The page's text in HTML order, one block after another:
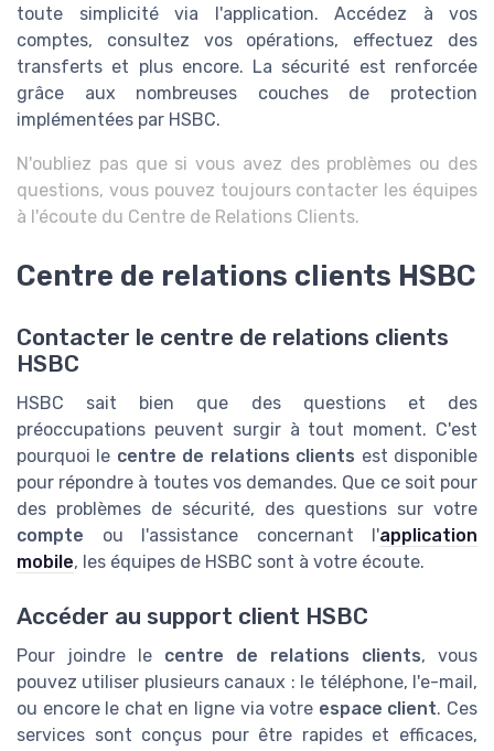
toute simplicité via l'application. Accédez à vos
comptes, consultez vos opérations, effectuez des
transferts et plus encore. La sécurité est renforcée
grâce aux nombreuses couches de protection
implémentées par HSBC.
N'oubliez pas que si vous avez des problèmes ou des
questions, vous pouvez toujours contacter les équipes
à l'écoute du Centre de Relations Clients.
Centre de relations clients HSBC
Contacter le centre de relations clients
HSBC
HSBC sait bien que des questions et des
préoccupations peuvent surgir à tout moment. C'est
pourquoi le centre de relations clients est disponible
pour répondre à toutes vos demandes. Que ce soit pour
des problèmes de sécurité, des questions sur votre
compte ou l'assistance concernant l'application
mobile, les équipes de HSBC sont à votre écoute.
Accéder au support client HSBC
Pour joindre le centre de relations clients, vous
pouvez utiliser plusieurs canaux : le téléphone, l'e-mail,
ou encore le chat en ligne via votre espace client. Ces
services sont conçus pour être rapides et efficaces,